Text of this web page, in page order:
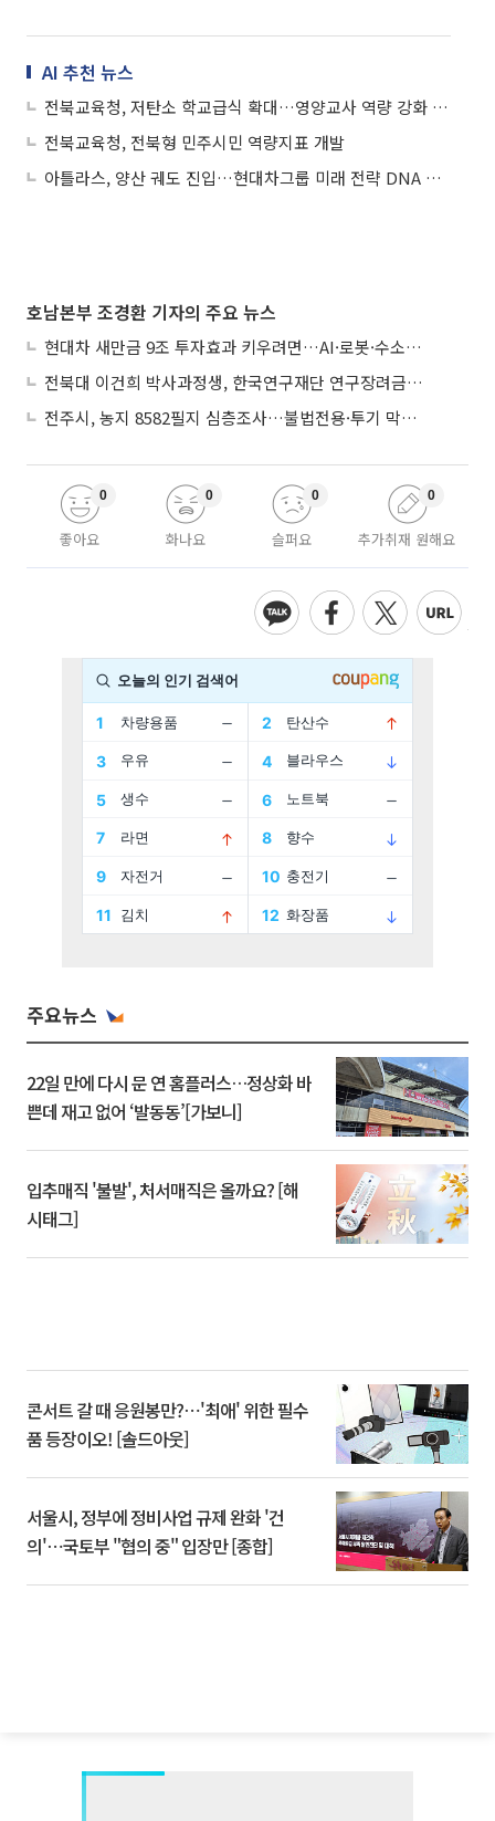
AI 추천 뉴스
전북교육청, 저탄소 학교급식 확대…영양교사 역량 강화 연수 진행
전북교육청, 전북형 민주시민 역량지표 개발
아틀라스, 양산 궤도 진입…현대차그룹 미래 전략 DNA 재설계
호남본부 조경환 기자의 주요 뉴스
현대차 새만금 9조 투자효과 키우려면…AI·로봇·수소 공공기관 집적화 시급
전북대 이건희 박사과정생, 한국연구재단 연구장려금 선정
전주시, 농지 8582필지 심층조사…불법전용·투기 막는다
좋아요
0
화나요
0
슬퍼요
0
추가취재 원해요
0
주요뉴스
22일 만에 다시 문 연 홈플러스…정상화 바
쁜데 재고 없어 ‘발동동’[가보니]
입추매직 '불발', 처서매직은 올까요? [해
시태그]
콘서트 갈 때 응원봉만?⋯'최애' 위한 필수
품 등장이오! [솔드아웃]
서울시, 정부에 정비사업 규제 완화 '건
의'⋯국토부 "협의 중" 입장만 [종합]